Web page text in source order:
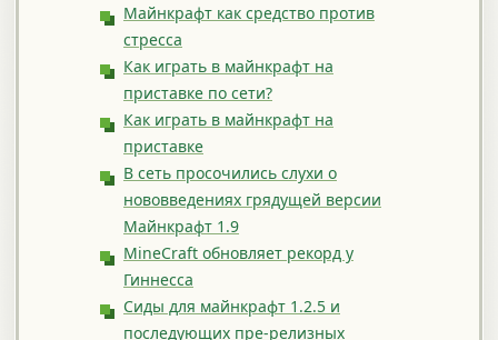
Майнкрафт как средство против
стресса
Как играть в майнкрафт на
приставке по сети?
Как играть в майнкрафт на
приставке
В сеть просочились слухи о
нововведениях грядущей версии
Майнкрафт 1.9
MineCraft обновляет рекорд у
Гиннесса
Сиды для майнкрафт 1.2.5 и
последующих пре-релизных